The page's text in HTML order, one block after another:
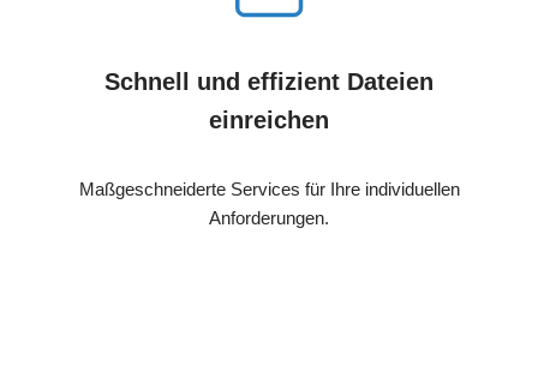
Schnell und effizient Dateien
einreichen
Maßgeschneiderte Services für Ihre individuellen
Anforderungen.